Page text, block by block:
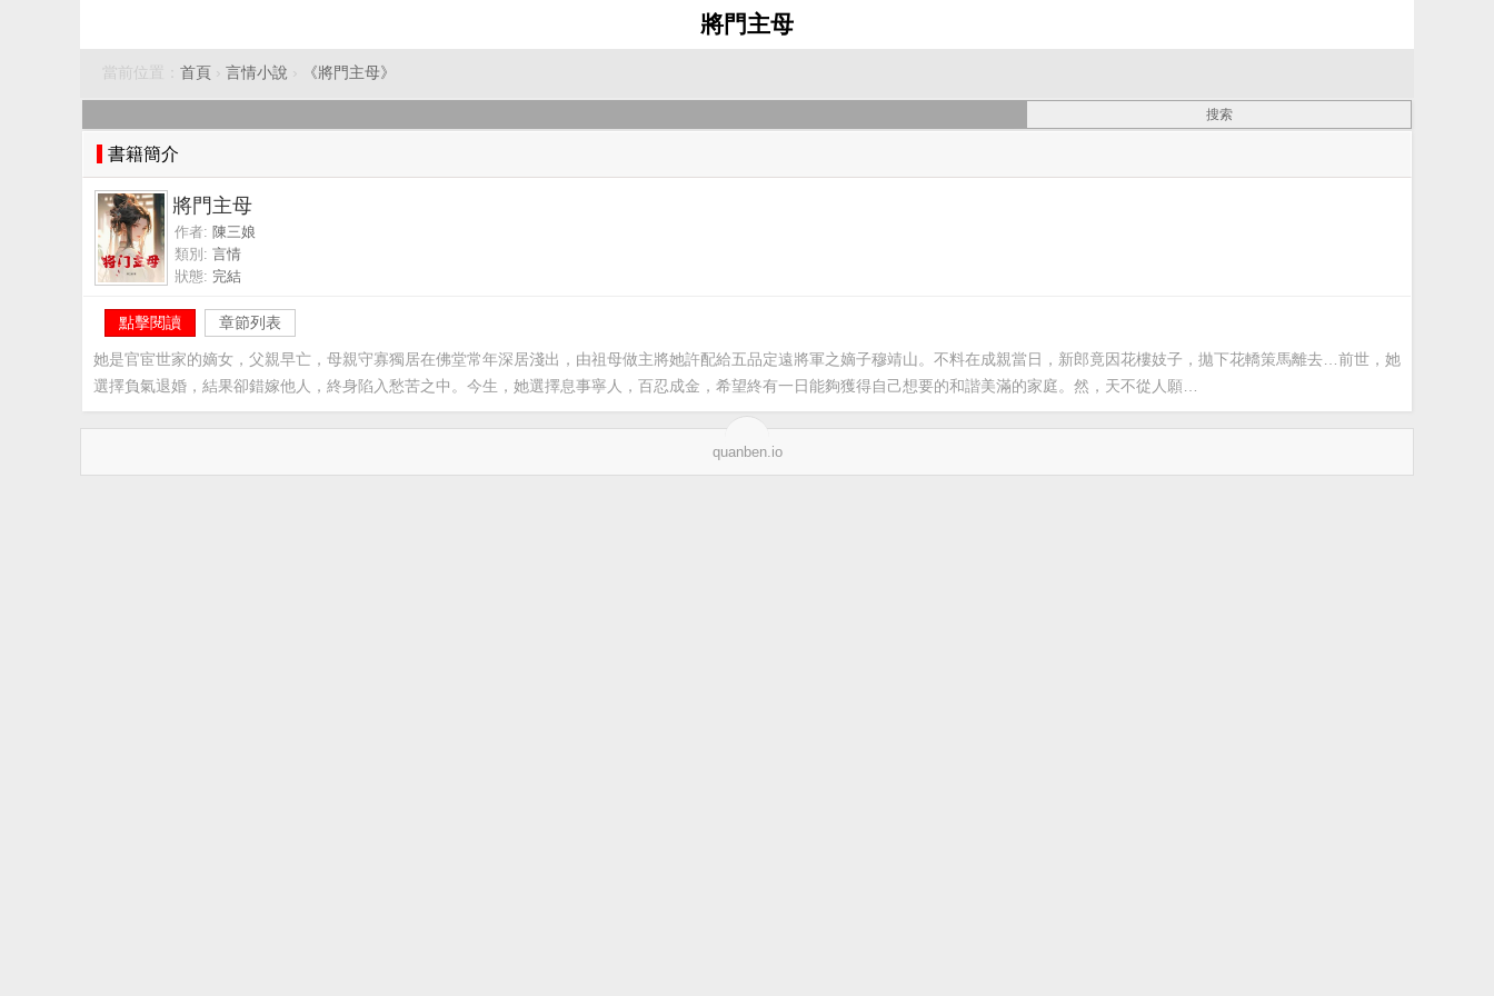
將門主母
當前位置： 首頁 › 言情小說 › 《將門主母》
書籍簡介
將門主母
作者: 陳三娘
類別: 言情
狀態: 完結
點擊閱讀 章節列表
她是官宦世家的嫡女，父親早亡，母親守寡獨居在佛堂常年深居淺出，由祖母做主將她許配給五品定遠將軍之嫡子穆靖山。不料在成親當日，新郎竟因花樓妓子，拋下花轎策馬離去…前世，她
選擇負氣退婚，結果卻錯嫁他人，終身陷入愁苦之中。今生，她選擇息事寧人，百忍成金，希望終有一日能夠獲得自己想要的和諧美滿的家庭。然，天不從人願…
quanben.io